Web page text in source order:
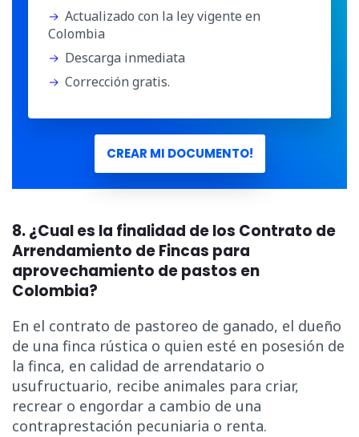
Actualizado con la ley vigente en
Colombia
Descarga inmediata
Corrección gratis.
CREAR MI DOCUMENTO!
8. ¿Cual es la finalidad de los Contrato de
Arrendamiento de Fincas para
aprovechamiento de pastos en
Colombia?
En el contrato de pastoreo de ganado, el dueño
de una finca rústica o quien esté en posesión de
la finca, en calidad de arrendatario o
usufructuario, recibe animales para criar,
recrear o engordar a cambio de una
contraprestación pecuniaria o renta.